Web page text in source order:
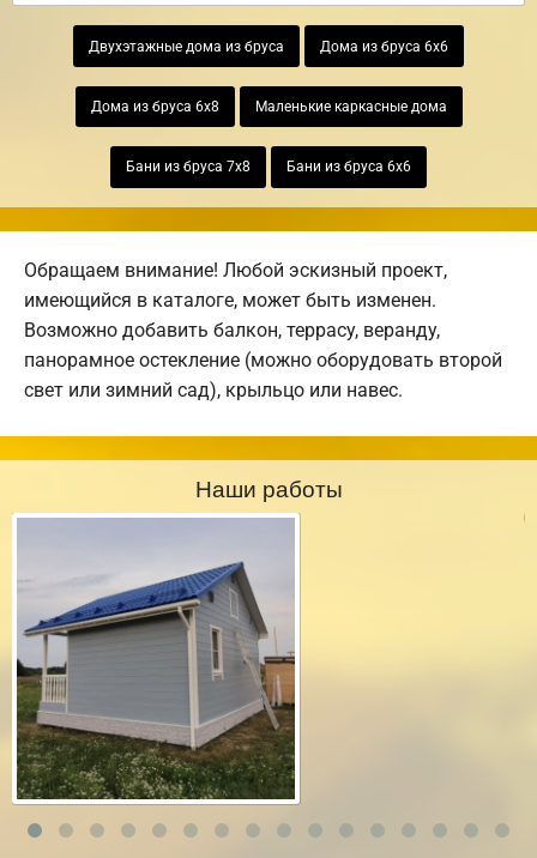
Двухэтажные дома из бруса Дома из бруса 6х6
Дома из бруса 6х8 Маленькие каркасные дома
Бани из бруса 7х8 Бани из бруса 6х6
Обращаем внимание! Любой эскизный проект,
имеющийся в каталоге, может быть изменен.
Возможно добавить балкон, террасу, веранду,
панорамное остекление (можно оборудовать второй
свет или зимний сад), крыльцо или навес.
Наши работы